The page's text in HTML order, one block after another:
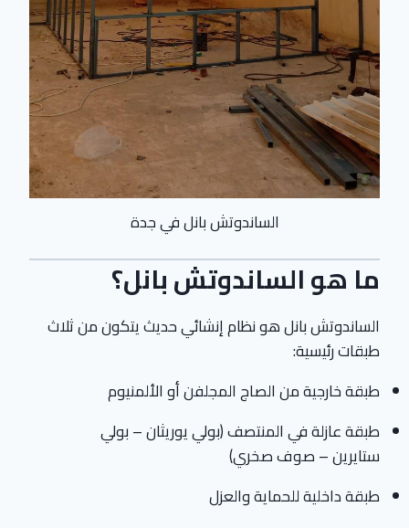
الساندوتش بانل في جدة
ما هو الساندوتش بانل؟
الساندوتش بانل هو نظام إنشائي حديث يتكون من ثلاث
طبقات رئيسية:
طبقة خارجية من الصاج المجلفن أو الألمنيوم
طبقة عازلة في المنتصف (بولي يوريثان – بولي
ستايرين – صوف صخري)
طبقة داخلية للحماية والعزل